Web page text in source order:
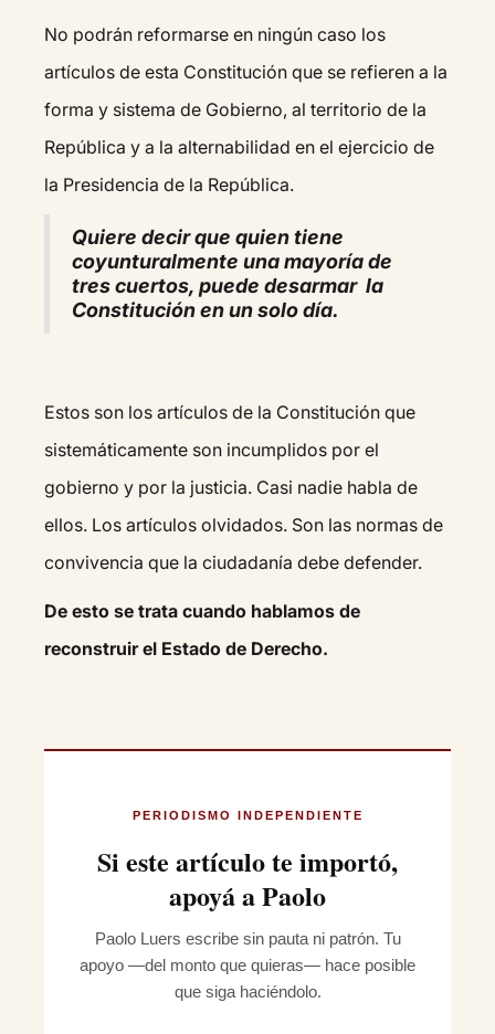
No podrán reformarse en ningún caso los
artículos de esta Constitución que se refieren a la
forma y sistema de Gobierno, al territorio de la
República y a la alternabilidad en el ejercicio de
la Presidencia de la República.
Quiere decir que quien tiene
coyunturalmente una mayoría de
tres cuertos, puede desarmar la
Constitución en un solo día.
Estos son los artículos de la Constitución que
sistemáticamente son incumplidos por el
gobierno y por la justicia. Casi nadie habla de
ellos. Los artículos olvidados. Son las normas de
convivencia que la ciudadanía debe defender.
De esto se trata cuando hablamos de
reconstruir el Estado de Derecho.
PERIODISMO INDEPENDIENTE
Si este artículo te importó,
apoyá a Paolo
Paolo Luers escribe sin pauta ni patrón. Tu
apoyo —del monto que quieras— hace posible
que siga haciéndolo.